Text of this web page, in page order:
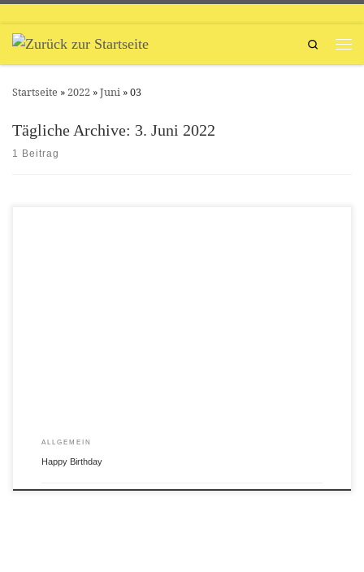
Search
Startseite »2022 »Juni »03
Tägliche Archive: 3. Juni 2022
1 Beitrag
ALLGEMEIN
Happy Birthday